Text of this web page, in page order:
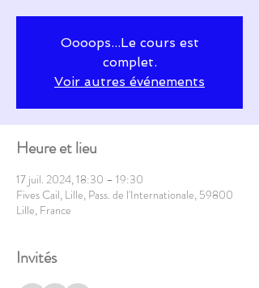
Oooops...Le cours est
complet.
Voir autres événements
Heure et lieu
17 juil. 2024, 18:30 – 19:30
Fives Cail, Lille, Pass. de l'Internationale, 59800
Lille, France
Invités